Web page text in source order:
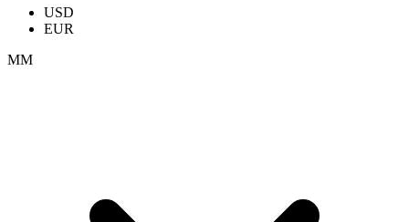
USD
EUR
ММ